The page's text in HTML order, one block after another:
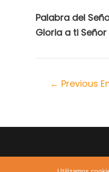
Palabra del
Gloria a ti
← Previous